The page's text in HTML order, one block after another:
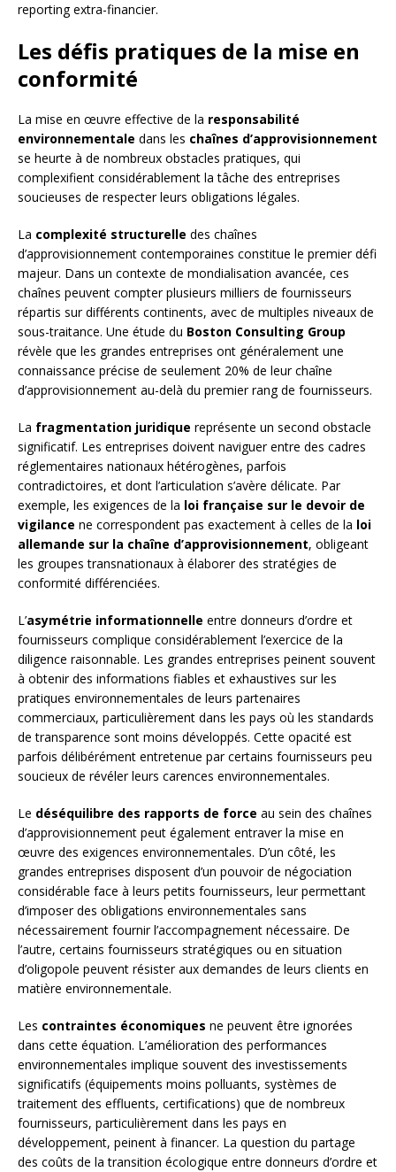
reporting extra-financier.
Les défis pratiques de la mise en
conformité
La mise en œuvre effective de la responsabilité
environnementale dans les chaînes d’approvisionnement
se heurte à de nombreux obstacles pratiques, qui
complexifient considérablement la tâche des entreprises
soucieuses de respecter leurs obligations légales.
La complexité structurelle des chaînes
d’approvisionnement contemporaines constitue le premier défi
majeur. Dans un contexte de mondialisation avancée, ces
chaînes peuvent compter plusieurs milliers de fournisseurs
répartis sur différents continents, avec de multiples niveaux de
sous-traitance. Une étude du Boston Consulting Group
révèle que les grandes entreprises ont généralement une
connaissance précise de seulement 20% de leur chaîne
d’approvisionnement au-delà du premier rang de fournisseurs.
La fragmentation juridique représente un second obstacle
significatif. Les entreprises doivent naviguer entre des cadres
réglementaires nationaux hétérogènes, parfois
contradictoires, et dont l’articulation s’avère délicate. Par
exemple, les exigences de la loi française sur le devoir de
vigilance ne correspondent pas exactement à celles de la loi
allemande sur la chaîne d’approvisionnement, obligeant
les groupes transnationaux à élaborer des stratégies de
conformité différenciées.
L’asymétrie informationnelle entre donneurs d’ordre et
fournisseurs complique considérablement l’exercice de la
diligence raisonnable. Les grandes entreprises peinent souvent
à obtenir des informations fiables et exhaustives sur les
pratiques environnementales de leurs partenaires
commerciaux, particulièrement dans les pays où les standards
de transparence sont moins développés. Cette opacité est
parfois délibérément entretenue par certains fournisseurs peu
soucieux de révéler leurs carences environnementales.
Le déséquilibre des rapports de force au sein des chaînes
d’approvisionnement peut également entraver la mise en
œuvre des exigences environnementales. D’un côté, les
grandes entreprises disposent d’un pouvoir de négociation
considérable face à leurs petits fournisseurs, leur permettant
d’imposer des obligations environnementales sans
nécessairement fournir l’accompagnement nécessaire. De
l’autre, certains fournisseurs stratégiques ou en situation
d’oligopole peuvent résister aux demandes de leurs clients en
matière environnementale.
Les contraintes économiques ne peuvent être ignorées
dans cette équation. L’amélioration des performances
environnementales implique souvent des investissements
significatifs (équipements moins polluants, systèmes de
traitement des effluents, certifications) que de nombreux
fournisseurs, particulièrement dans les pays en
développement, peinent à financer. La question du partage
des coûts de la transition écologique entre donneurs d’ordre et